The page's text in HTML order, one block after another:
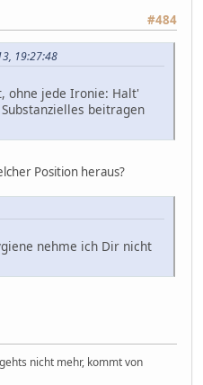
#484
19:27:48
ohne jede Ironie: Halt'
beitragen
Position heraus?
nehme ich Dir nicht
nicht mehr, kommt von